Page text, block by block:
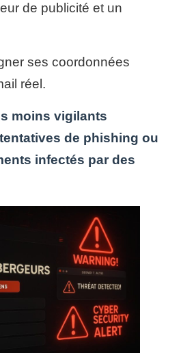
de publicité et un
ses coordonnées
réel.
moins vigilants
de phishing ou
infectés par des